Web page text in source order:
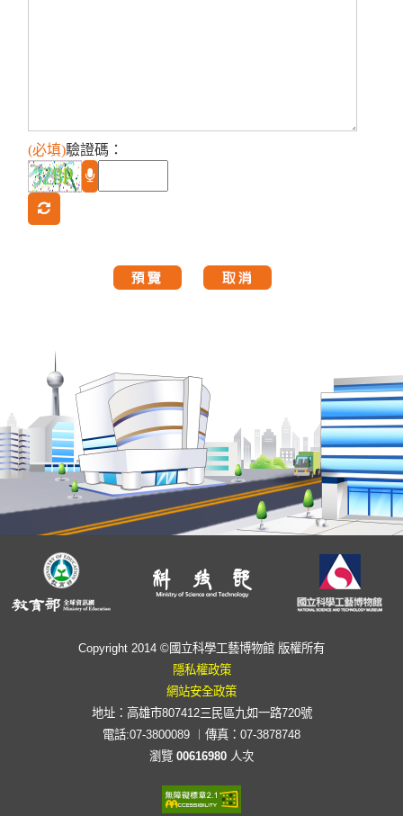
(必填)驗證碼 ：
Copyright 2014 ©國立科學工藝博物館 版權所有
隱私權政策
網站安全政策
地址：高雄市807412三民區九如一路720號
電話:07-3800089 ︱傳真：07-3878748
瀏覽 00616980 人次